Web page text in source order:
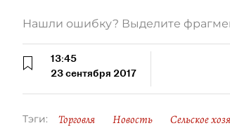
Нашли ошибку? Выделите
13:45
23 сентября 2017
Тэги: Торговля Новость Сельское